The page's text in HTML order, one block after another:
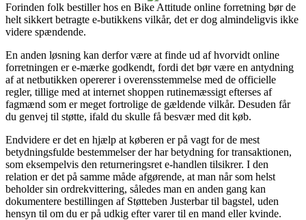
Forinden folk bestiller hos en Bike Attitude online forretning bør de
helt sikkert betragte e-butikkens vilkår, det er dog almindeligvis ikke
videre spændende.
En anden løsning kan derfor være at finde ud af hvorvidt online
forretningen er e-mærke godkendt, fordi det bør være en antydning
af at netbutikken opererer i overensstemmelse med de officielle
regler, tillige med at internet shoppen rutinemæssigt efterses af
fagmænd som er meget fortrolige de gældende vilkår. Desuden får
du genvej til støtte, ifald du skulle få besvær med dit køb.
Endvidere er det en hjælp at køberen er på vagt for de mest
betydningsfulde bestemmelser der har betydning for transaktionen,
som eksempelvis den returneringsret e-handlen tilsikrer. I den
relation er det på samme måde afgørende, at man når som helst
beholder sin ordrekvittering, således man en anden gang kan
dokumentere bestillingen af Støtteben Justerbar til bagstel, uden
hensyn til om du er på udkig efter varer til en mand eller kvinde.